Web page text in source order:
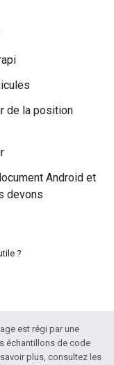
de la position
Android et
devons
?
est régi par une
échantillons de code
savoir plus, consultez les